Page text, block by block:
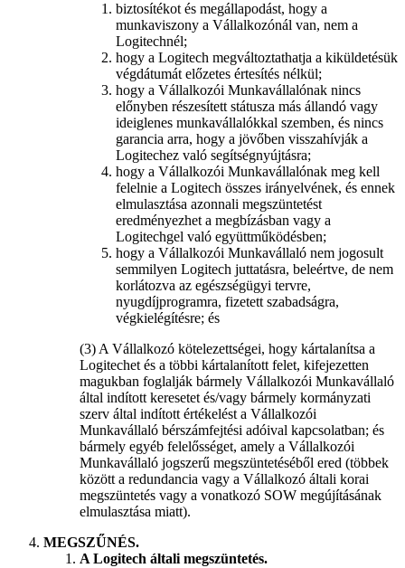
biztosítékot és megállapodást, hogy a
munkaviszony a Vállalkozónál van, nem a
Logitechnél;
hogy a Logitech megváltoztathatja a kiküldetésük
végdátumát előzetes értesítés nélkül;
hogy a Vállalkozói Munkavállalónak nincs
előnyben részesített státusza más állandó vagy
ideiglenes munkavállalókkal szemben, és nincs
garancia arra, hogy a jövőben visszahívják a
Logitechez való segítségnyújtásra;
hogy a Vállalkozói Munkavállalónak meg kell
felelnie a Logitech összes irányelvének, és ennek
elmulasztása azonnali megszüntetést
eredményezhet a megbízásban vagy a
Logitechgel való együttműködésben;
hogy a Vállalkozói Munkavállaló nem jogosult
semmilyen Logitech juttatásra, beleértve, de nem
korlátozva az egészségügyi tervre,
nyugdíjprogramra, fizetett szabadságra,
végkielégítésre; és
(3) A Vállalkozó kötelezettségei, hogy kártalanítsa a
Logitechet és a többi kártalanított felet, kifejezetten
magukban foglalják bármely Vállalkozói Munkavállaló
által indított keresetet és/vagy bármely kormányzati
szerv által indított értékelést a Vállalkozói
Munkavállaló bérszámfejtési adóival kapcsolatban; és
bármely egyéb felelősséget, amely a Vállalkozói
Munkavállaló jogszerű megszüntetéséből ered (többek
között a redundancia vagy a Vállalkozó általi korai
megszüntetés vagy a vonatkozó SOW megújításának
elmulasztása miatt).
MEGSZŰNÉS.
A Logitech általi megszüntetés.